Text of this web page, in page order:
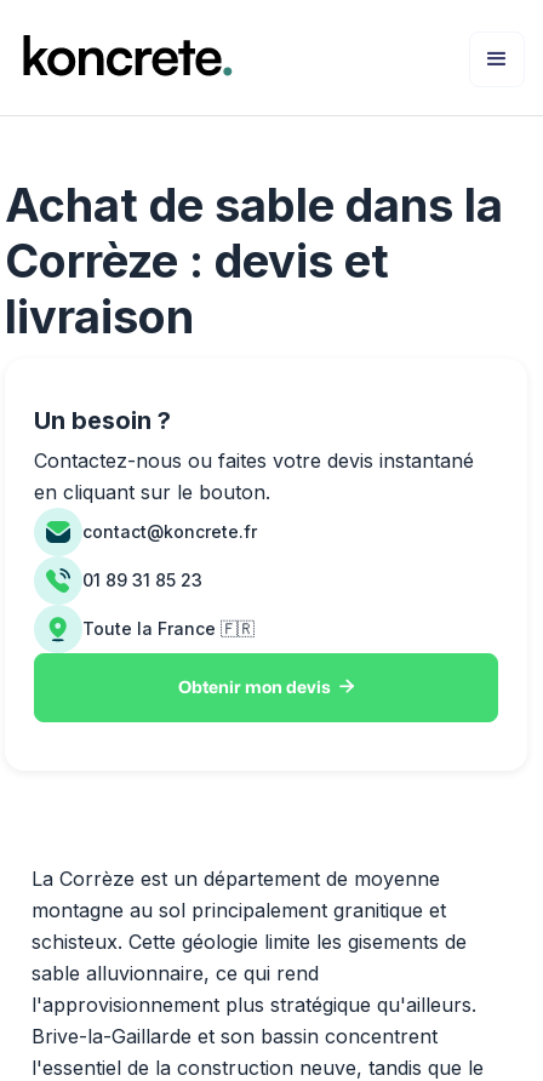
Achat de sable dans la
Corrèze : devis et
livraison
La Corrèze est un département de moyenne
montagne au sol principalement granitique et
schisteux. Cette géologie limite les gisements de
sable alluvionnaire, ce qui rend
l'approvisionnement plus stratégique qu'ailleurs.
Brive-la-Gaillarde et son bassin concentrent
l'essentiel de la construction neuve, tandis que le
Un besoin ?
Contactez-nous ou faites votre devis instantané
en cliquant sur le bouton.
contact@koncrete.fr
01 89 31 85 23
Toute la France 🇫🇷
Obtenir mon devis 